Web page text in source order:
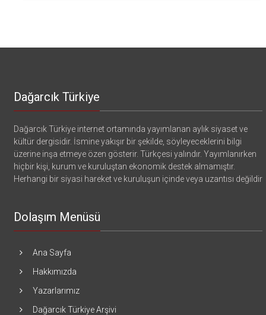
Dağarcık Türkiye
Dağarcık Türkiye internet ortamında yayımlanan aylık siyaset ve
kültür dergisidir. İsmine yakışır bir şekilde, söyleyeceklerini bilgi
üzerine inşa etmeye özen gösterir. Türkçesi yalındır. Yayımlanırken
hiçbir kişi, kurum ve kuruluştan ekonomik destek almamıştır.
Herhangi bir siyasi hareket ve kuruluşun içinde veya uzantısı değildir
Dolaşım Menüsü
Ana Sayfa
Hakkımızda
Yazarlarımız
Dağarcık Türkiye Arşivi